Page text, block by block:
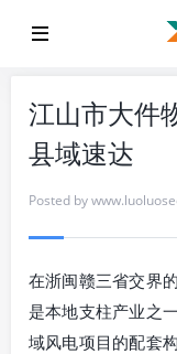
江山市大件
县域速达
Posted by
在浙闽赣三省交界
是本地支柱产业之
域风电项目的配套